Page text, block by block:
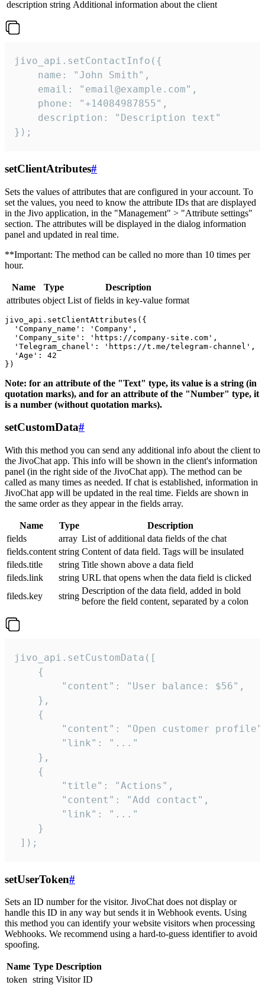
description string Additional information about the client
jivo_api.setContactInfo({
    name: "John Smith",
    email: "email@example.com",
    phone: "+14084987855",
    description: "Description text"
});
setClientAtributes#
Sets the values ​​of attributes that are configured in your account. To
set the values, you need to know the attribute IDs that are displayed
in the Jivo application, in the "Management" > "Attribute settings"
section. The attributes will be displayed in the dialog information
panel and updated in real time.
**Important: The method can be called no more than 10 times per
hour.
Name Type
Description
attributes object List of fields in key-value format
jivo_api.setClientAttributes({
  'Company_name': 'Company',
  'Company_site': 'https://company-site.com',
  'Telegram_chanel': 'https://t.me/telegram-channel',
  'Age': 42
Note: for an attribute of the "Text" type, its value is a string (in
quotation marks), and for an attribute of the "Number" type, it
is a number (without quotation marks).
setCustomData#
With this method you can send any additional info about the client to
the JivoChat app. This info will be shown in the client's information
panel (in the right side of the JivoChat app). The method can be
called as many times as needed. If chat is established, information in
JivoChat app will be updated in the real time. Fields are shown in
the same order as they appear in the fields array.
Name Type
Description
fields
array List of additional data fields of the chat
fields.content string Content of data field. Tags will be insulated
fileds.title
string Title shown above a data field
fileds.link
string URL that opens when the data field is clicked
fileds.key
string
Description of the data field, added in bold
before the field content, separated by a colon
jivo_api.setCustomData([
    {
        "content": "User balance: $56",
    },
    {
"content": "Open customer
        "link": "..."
    },
    {
        "title": "Actions",
        "content": "Add contact",
        "link": "..."
    }
]);
setUserToken#
Sets an ID number for the visitor. JivoChat does not display or
handle this ID in any way but sends it in Webhook events. Using
this method you can identify your website visitors when processing
Webhooks. We recommend using a hard-to-guess identifier to avoid
spoofing.
Name Type Description
token string Visitor ID